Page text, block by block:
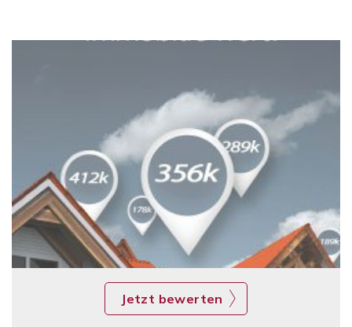
Jetzt bewerten